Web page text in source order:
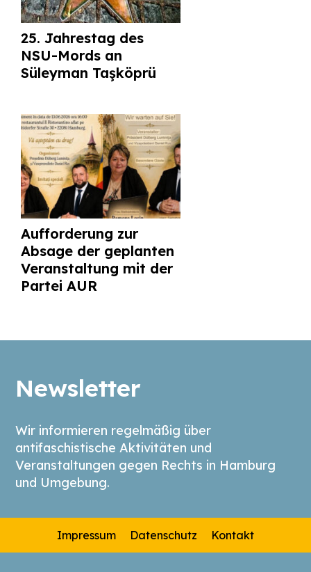
25. Jahrestag des
NSU-Mords an
Süleyman Taşköprü
Aufforderung zur
Absage der geplanten
Veranstaltung mit der
Partei AUR
Newsletter
Wir informieren regelmäßig über
antifaschistische Aktivitäten und
Veranstaltungen gegen Rechts in Hamburg
und Umgebung.
Impressum Datenschutz Kontakt